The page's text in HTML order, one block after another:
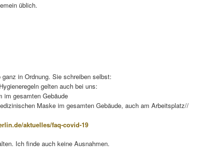
üblich.
in Ordnung. Sie schreiben selbst:
gelten auch bei uns:
im gesamten Gebäude
Maske im gesamten Gebäude, auch am Arbeitsplatz//
aktuelles/faq-covid-19
Ich finde auch keine Ausnahmen.